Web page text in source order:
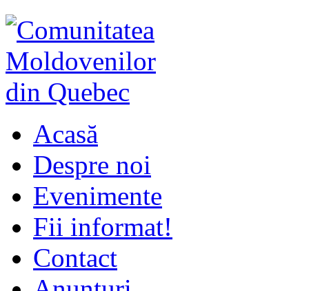
Acasă
Despre noi
Evenimente
Fii informat!
Contact